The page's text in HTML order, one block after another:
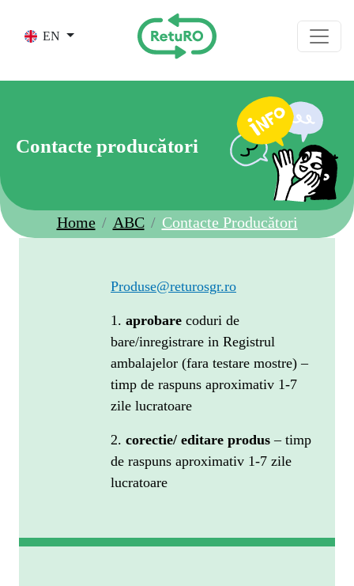
EN
Contacte producători
Home ABC Contacte Producători
Produse@returosgr.ro
1. aprobare coduri de
bare/inregistrare in Registrul
ambalajelor (fara testare mostre) –
timp de raspuns aproximativ 1-7
zile lucratoare
2. corectie/ editare produs– timp
de raspuns aproximativ 1-7 zile
lucratoare